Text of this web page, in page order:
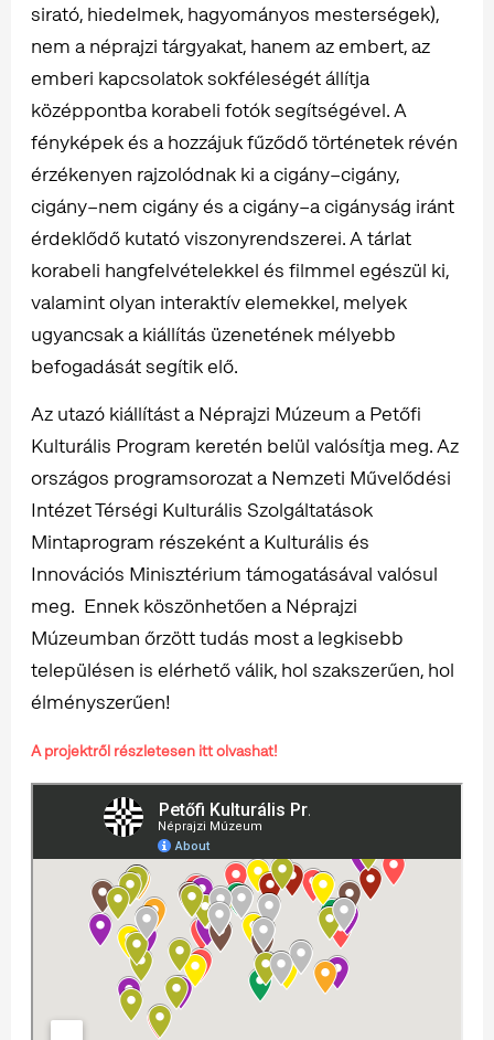
sirató, hiedelmek, hagyományos mesterségek),
nem a néprajzi tárgyakat, hanem az embert, az
emberi kapcsolatok sokféleségét állítja
középpontba korabeli fotók segítségével. A
fényképek és a hozzájuk fűződő történetek révén
érzékenyen rajzolódnak ki a cigány–cigány,
cigány–nem cigány és a cigány–a cigányság iránt
érdeklődő kutató viszonyrendszerei. A tárlat
korabeli hangfelvételekkel és filmmel egészül ki,
valamint olyan interaktív elemekkel, melyek
ugyancsak a kiállítás üzenetének mélyebb
befogadását segítik elő.
Az utazó kiállítást a Néprajzi Múzeum a Petőfi
Kulturális Program keretén belül valósítja meg. Az
országos programsorozat a Nemzeti Művelődési
Intézet Térségi Kulturális Szolgáltatások
Mintaprogram részeként a Kulturális és
Innovációs Minisztérium támogatásával valósul
meg. Ennek köszönhetően a Néprajzi
Múzeumban őrzött tudás most a legkisebb
településen is elérhető válik, hol szakszerűen, hol
élményszerűen!
A projektről részletesen itt olvashat!